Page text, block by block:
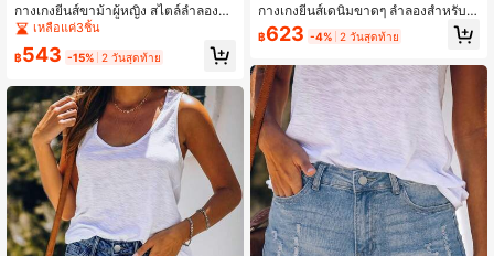
กางเกงยีนส์ขาม้าผู้หญิง สไตล์ลำลองฟ
อกขาด สำหรับฤดูใบไม้ผลิและฤดูใบไม้
เหลือแค่3ชิ้น
฿543 -15% 2 วันสุดท้าย
กางเกงยีนส์เดนิมขาดๆ ลำลองสำหรับผู้
หญิง, สไตล์มินิมอลสำหรับวันหยุดฤดูใบ
ไม้ผลิ
฿623 -4% 2 วันสุดท้าย